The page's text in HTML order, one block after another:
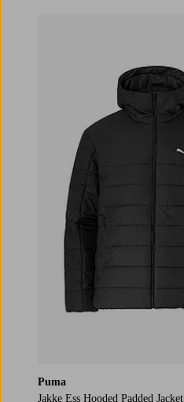
Puma
Jakke Ess Hooded Padded Jacket